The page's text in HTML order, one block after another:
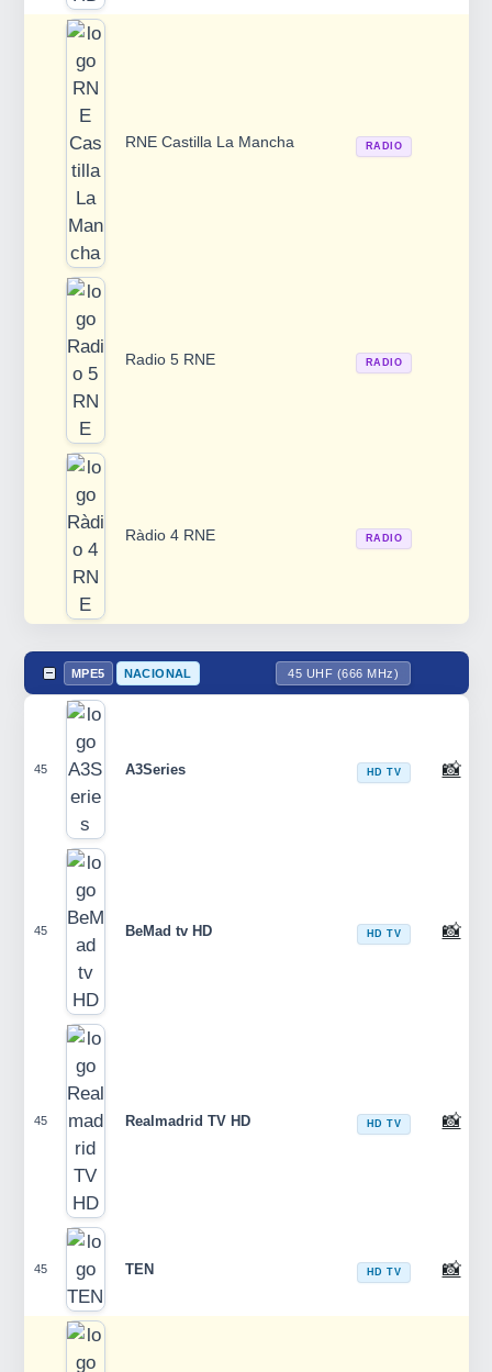
RNE Castilla La Mancha RADIO
Radio 5 RNE RADIO
Ràdio 4 RNE RADIO
MPE5 NACIONAL 45 UHF (666 MHz)
45 A3Series HD TV 📸
45 BeMad tv HD HD TV 📸
45 Realmadrid TV HD HD TV 📸
45 TEN HD TV 📸